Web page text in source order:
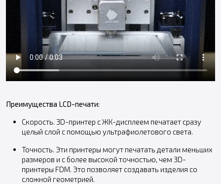
Преимущества LCD-печати:
Скорость. 3D-принтер с ЖК-дисплеем печатает сразу
целый слой с помощью ультрафиолетового света.
Точность. Эти принтеры могут печатать детали меньших
размеров и с более высокой точностью, чем 3D-
принтеры FDM. Это позволяет создавать изделия со
сложной геометрией.